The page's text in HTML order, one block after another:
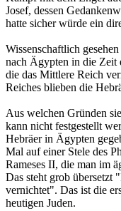
Josef, dessen
hatte sicher würde ein
Wissenschaftlich
nach Ägypten in die Zeit
die das Mittlere Reich
Reiches blieben die
Aus welchen Gründen
kann nicht festgestellt
Hebräer in Ägypten
Mal auf einer Stele des
Rameses II, die man im
Das steht grob übersetzt
vernichtet". Das ist die
heutigen Juden.